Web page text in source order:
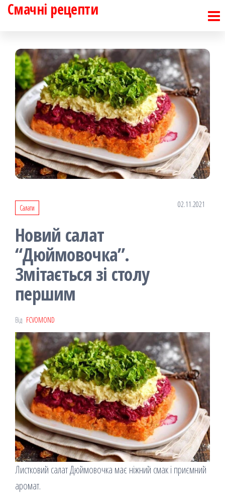
Перейти
Смачні рецепти
Салати 02.11.2021
Новий салат
“Дюймовочка”.
Змітається зі столу
першим
Від FCVOMOND
Листковий салат Дюймовочка має ніжний смак і приємний
аромат.